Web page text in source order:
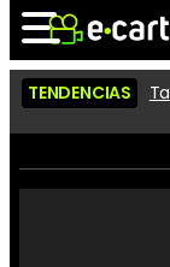
Noticias
TENDENCIAS